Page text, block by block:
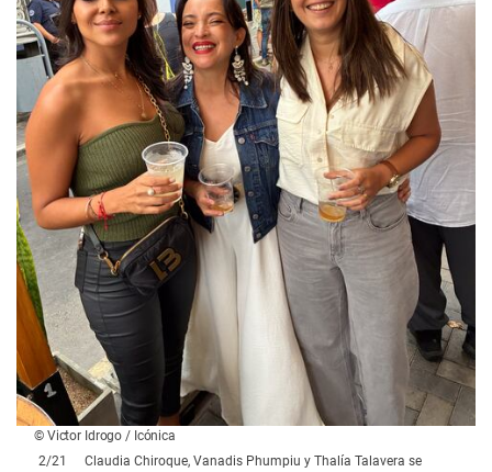
© Victor Idrogo / Icónica
2/21
Claudia Chiroque, Vanadis Phumpiu y Thalía Talavera se